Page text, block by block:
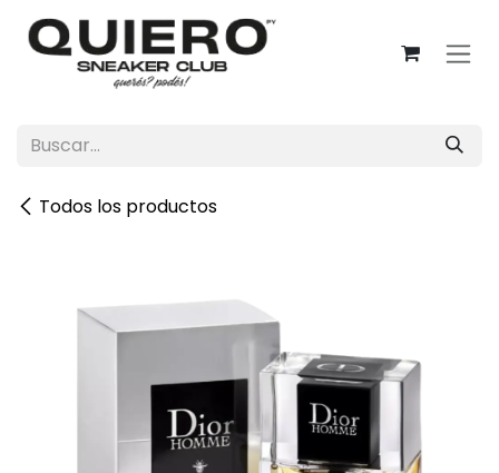
Ir al contenido
Todos los productos